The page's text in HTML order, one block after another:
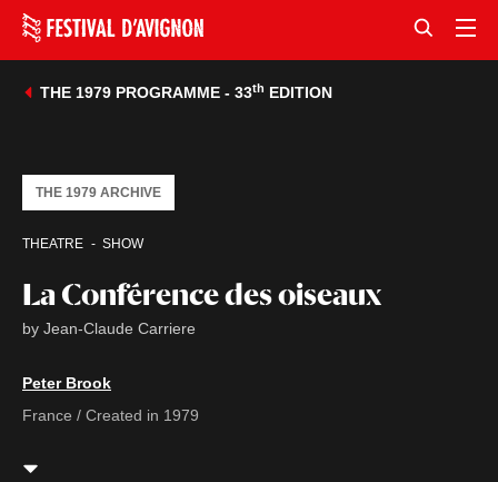
THE 1979 PROGRAMME - 33th EDITION
La Conférence des oiseaux
by Jean-Claude Carriere
THEATRE SHOW
THE 1979 ARCHIVE
Peter Brook
France / Created in 1979